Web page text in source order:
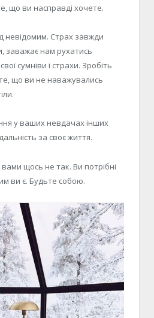
що ви насправді хочете.
невідомим. Страх завжди
заважає нам рухатись
сумніви і страхи. Зробіть
що ви не наважувались
у ваших невдачах інших
за своє життя.
вами щось не так. Ви потрібні
ви є. Будьте собою.